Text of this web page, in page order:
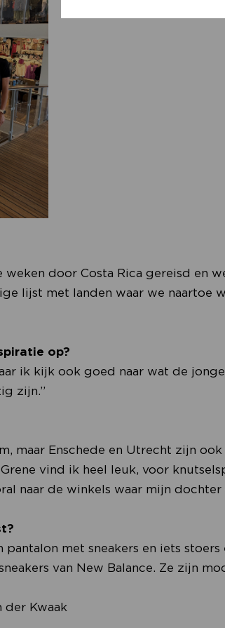
door Costa Rica gereisd en
lijst met landen waar we naartoe
op?
ik kijk ook goed naar wat de
zijn.”
maar Enschede en Utrecht zijn
vind ik heel leuk, voor
naar de winkels waar mijn dochter
met sneakers en iets stoers
van New Balance. Ze zijn
der Kwaak